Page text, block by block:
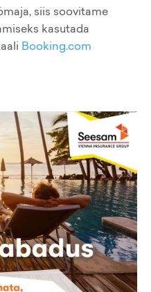
siis soovitame
kasutada
Booking.com